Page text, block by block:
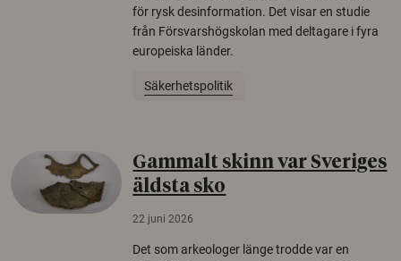
för rysk desinformation. Det visar en studie
från Försvarshögskolan med deltagare i fyra
europeiska länder.
Säkerhetspolitik
Gammalt skinn var Sveriges
äldsta sko
22 juni 2026
Det som arkeologer länge trodde var en